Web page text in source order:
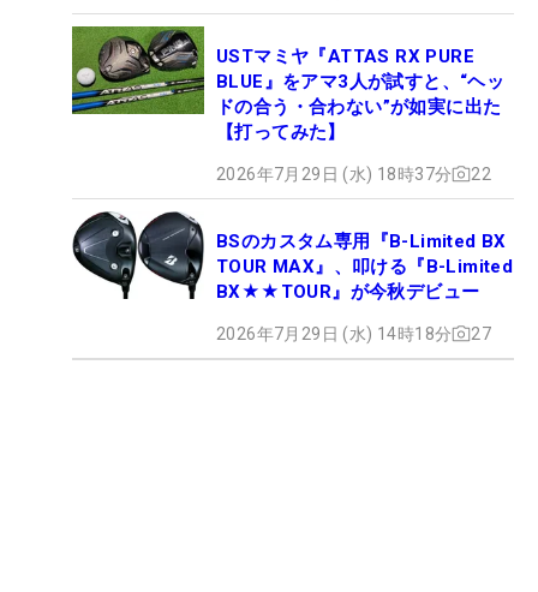
USTマミヤ『ATTAS RX PURE
BLUE』をアマ3人が試すと、“ヘッ
ドの合う・合わない”が如実に出た
【打ってみた】
2026年7月29日 (水) 18時37分 22
BSのカスタム専用『B-Limited BX
TOUR MAX』、叩ける『B-Limited
BX★★TOUR』が今秋デビュー
2026年7月29日 (水) 14時18分 27